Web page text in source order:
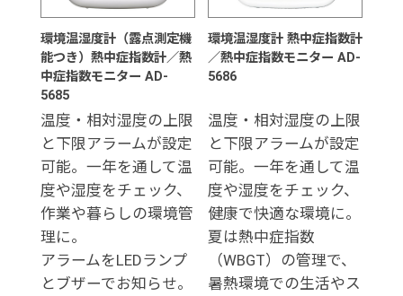
環境温湿度計（露点測定機
能つき）熱中症指数計／熱
中症指数モニター AD-
5685
温度・相対湿度の上限
と下限アラームが設定
可能。一年を通して温
度や湿度をチェック、
作業や暮らしの環境管
理に。
アラームをLEDランプ
とブザーでお知らせ。
環境温湿度計 熱中症指数計
／熱中症指数モニター AD-
5686
温度・相対湿度の上限
と下限アラームが設定
可能。一年を通して温
度や湿度をチェック、
健康で快適な環境に。
夏は熱中症指数
（WBGT）の管理で、
暑熱環境での生活やス